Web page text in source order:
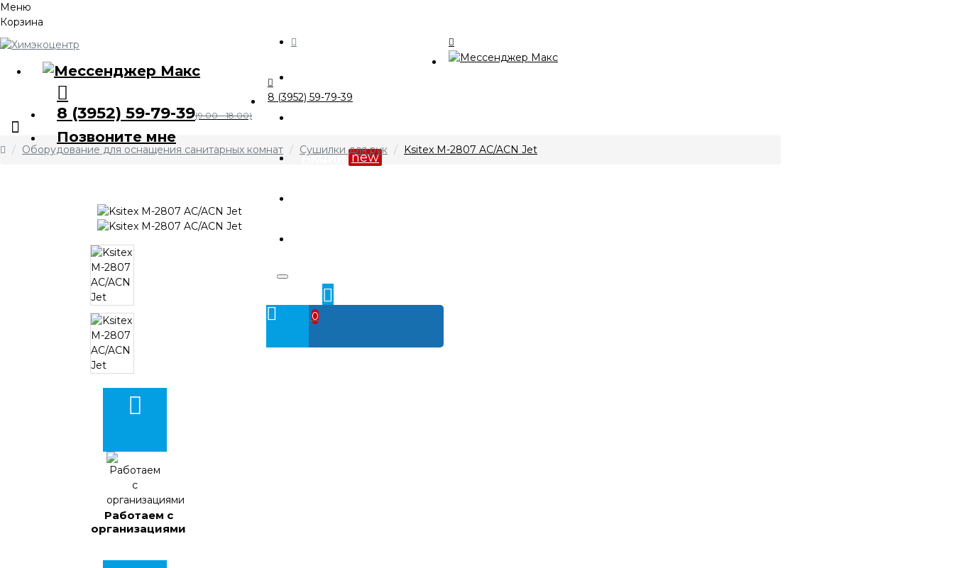
Меню
Корзина
8 (3952) 59-79-39(9.00 - 18.00)
Позвоните мне
Акции new
0
8 (3952) 59-79-39
Оборудование для оснащения санитарных комнат Сушилки для рук Ksitex M-2807 AC/ACN Jet
Работаем с
организациями